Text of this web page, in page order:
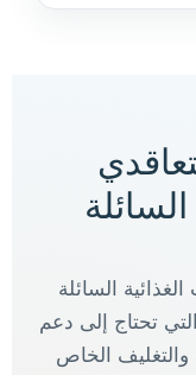
السائلة
التي تحتاج إلى دعم
والتغليف الخاص